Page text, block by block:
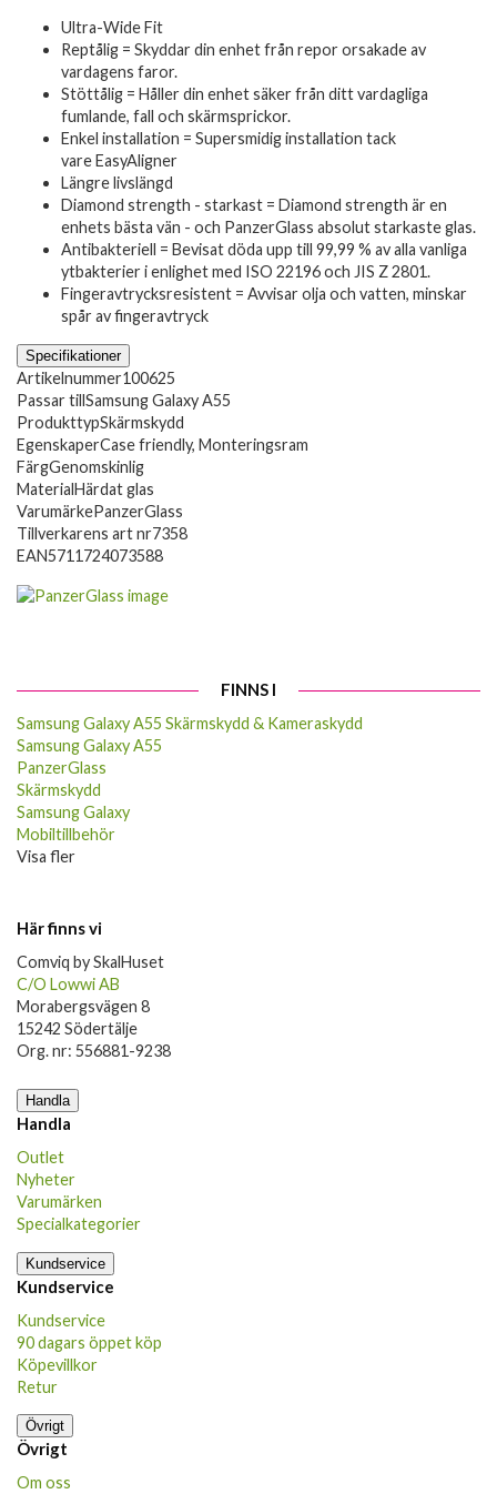
Ultra-Wide Fit
Reptålig = Skyddar din enhet från repor orsakade av
vardagens faror.
Stöttålig = Håller din enhet säker från ditt vardagliga
fumlande, fall och skärmsprickor.
Enkel installation = Supersmidig installation tack
vare EasyAligner
Längre livslängd
Diamond strength - starkast = Diamond strength är en
enhets bästa vän - och PanzerGlass absolut starkaste glas.
Antibakteriell = Bevisat döda upp till 99,99 % av alla vanliga
ytbakterier i enlighet med ISO 22196 och JIS Z 2801.
Fingeravtrycksresistent = Avvisar olja och vatten, minskar
spår av fingeravtryck
Specifikationer
Artikelnummer100625
Passar tillSamsung Galaxy A55
ProdukttypSkärmskydd
EgenskaperCase friendly, Monteringsram
FärgGenomskinlig
MaterialHärdat glas
VarumärkePanzerGlass
Tillverkarens art nr7358
EAN5711724073588
FINNS I
Samsung Galaxy A55 Skärmskydd & Kameraskydd
Samsung Galaxy A55
PanzerGlass
Skärmskydd
Samsung Galaxy
Mobiltillbehör
Visa fler
Här finns vi
Comviq by SkalHuset
C/O Lowwi AB
Morabergsvägen 8
15242 Södertälje
Org. nr: 556881-9238
Handla
Handla
Outlet
Nyheter
Varumärken
Specialkategorier
Kundservice
Kundservice
Kundservice
90 dagars öppet köp
Köpevillkor
Retur
Övrigt
Övrigt
Om oss